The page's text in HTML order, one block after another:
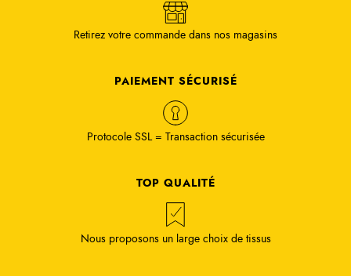
Retirez votre commande dans nos magasins
PAIEMENT SÉCURISÉ
Protocole SSL = Transaction sécurisée
TOP QUALITÉ
Nous proposons un large choix de tissus